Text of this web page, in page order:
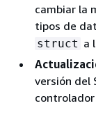
cambiar la
tipos de
struct a
versión del
controlador